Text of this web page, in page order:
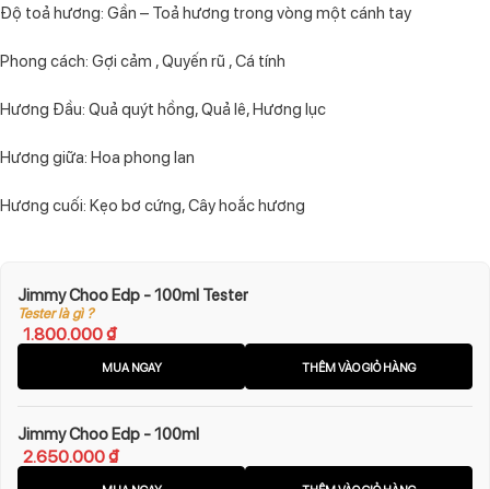
Độ toả hương: Gần – Toả hương trong vòng một cánh tay
Phong cách: Gợi cảm , Quyến rũ , Cá tính
Hương Đầu: Quả quýt hồng, Quả lê, Hương lục
Hương giữa: Hoa phong lan
Hương cuối: Kẹo bơ cứng, Cây hoắc hương
Jimmy Choo Edp - 100ml Tester
Tester là gì ?
1.800.000₫
MUA NGAY THÊM VÀO GIỎ HÀNG
Jimmy Choo Edp - 100ml
2.650.000₫